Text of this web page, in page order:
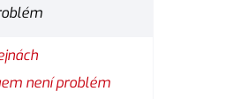
není problém